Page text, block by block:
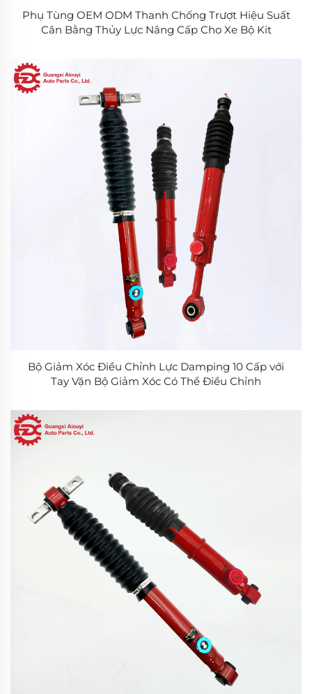
Phụ Tùng OEM ODM Thanh Chống Trượt Hiệu Suất
Cân Bằng Thủy Lực Nâng Cấp Cho Xe Bộ Kit
Bộ Giảm Xóc Điều Chỉnh Lực Damping 10 Cấp với
Tay Vặn Bộ Giảm Xóc Có Thể Điều Chỉnh